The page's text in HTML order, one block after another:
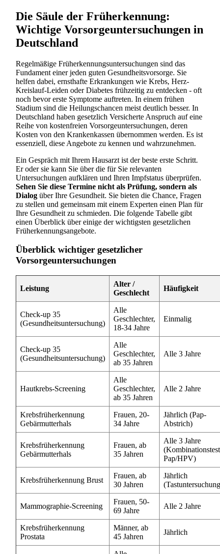
Die Säule der Früherkennung:
Wichtige Vorsorgeuntersuchungen in
Deutschland
Regelmäßige Früherkennungsuntersuchungen sind das
Fundament einer jeden guten Gesundheitsvorsorge. Sie
helfen dabei, ernsthafte Erkrankungen wie Krebs, Herz-
Kreislauf-Leiden oder Diabetes frühzeitig zu entdecken - oft
noch bevor erste Symptome auftreten. In einem frühen
Stadium sind die Heilungschancen meist deutlich besser. In
Deutschland haben gesetzlich Versicherte Anspruch auf eine
Reihe von kostenfreien Vorsorgeuntersuchungen, deren
Kosten von den Krankenkassen übernommen werden. Es ist
essenziell, diese Angebote zu kennen und wahrzunehmen.
Ein Gespräch mit Ihrem Hausarzt ist der beste erste Schritt.
Er oder sie kann Sie über die für Sie relevanten
Untersuchungen aufklären und Ihren Impfstatus überprüfen.
Sehen Sie diese Termine nicht als Prüfung, sondern als
Dialog über Ihre Gesundheit. Sie bieten die Chance, Fragen
zu stellen und gemeinsam mit einem Experten einen Plan für
Ihre Gesundheit zu schmieden. Die folgende Tabelle gibt
einen Überblick über einige der wichtigsten gesetzlichen
Früherkennungsangebote.
Überblick wichtiger gesetzlicher
Vorsorgeuntersuchungen
Leistung
Alter /
Geschlecht
Häufigkeit
Check-up 35
(Gesundheitsuntersuchung)
Alle
Geschlechter,
18-34 Jahre
Einmalig
Check-up 35
(Gesundheitsuntersuchung)
Alle
Geschlechter,
ab 35 Jahren
Alle 3 Jahre
Hautkrebs-Screening
Alle
Geschlechter,
ab 35 Jahren
Alle 2 Jahre
Krebsfrüherkennung
Gebärmutterhals
Frauen, 20-
34 Jahre
Jährlich (Pap-
Abstrich)
Krebsfrüherkennung
Gebärmutterhals
Frauen, ab
35 Jahren
Alle 3 Jahre
(Kombinationstest
Pap/HPV)
Krebsfrüherkennung Brust
Frauen, ab
30 Jahren
Jährlich
Mammographie-Screening
Frauen, 50-
69 Jahre
Alle 2 Jahre
Krebsfrüherkennung
Prostata
Männer, ab
45 Jahren
Jährlich